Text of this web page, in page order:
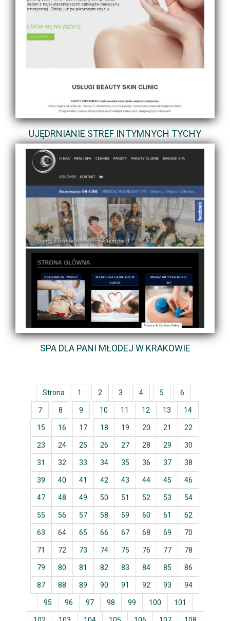
UJĘDRNIANIE STREF INTYMNYCH TYCHY
SPA DLA PANI MŁODEJ W KRAKOWIE
Strona 1 2 3 4 5 6
7 8 9 10 11 12 13 14
15 16 17 18 19 20 21 22
23 24 25 26 27 28 29 30
31 32 33 34 35 36 37 38
39 40 41 42 43 44 45 46
47 48 49 50 51 52 53 54
55 56 57 58 59 60 61 62
63 64 65 66 67 68 69 70
71 72 73 74 75 76 77 78
79 80 81 82 83 84 85 86
87 88 89 90 91 92 93 94
95 96 97 98 99 100 101